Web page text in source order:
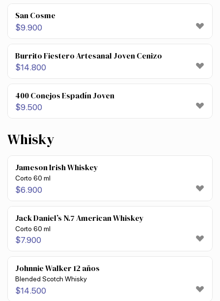
San Cosme
$9.900
Burrito Fiestero Artesanal Joven Cenizo
$14.800
400 Conejos Espadín Joven
$9.500
Whisky
Jameson Irish Whiskey
Corto 60 ml
$6.900
Jack Daniel’s N.7 American Whiskey
Corto 60 ml
$7.900
Johnnie Walker 12 años
Blended Scotch Whisky
$14.500